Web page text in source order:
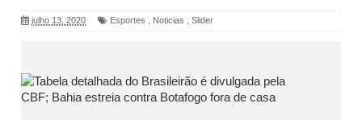
julho 13, 2020 Esportes Noticias Slider